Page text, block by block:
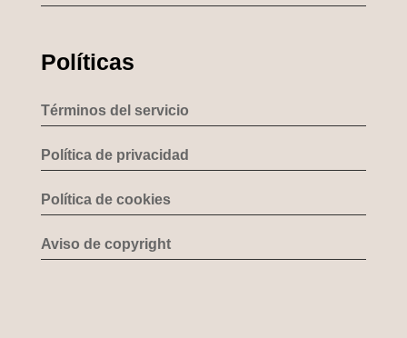
Políticas
Términos del servicio
Política de privacidad
Política de cookies
Aviso de copyright